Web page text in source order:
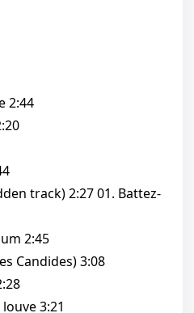
2:44
track) 2:27 01. Battez-
2:45
Candides) 3:08
3:21